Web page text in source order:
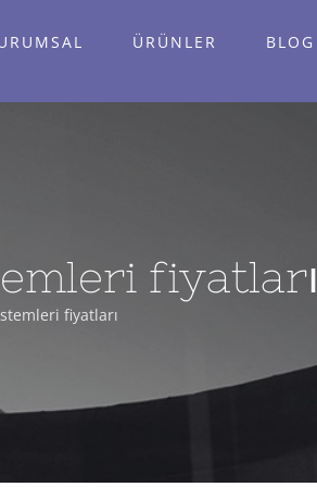
ÜRÜNLER BLOG
fiyatları
fiyatları